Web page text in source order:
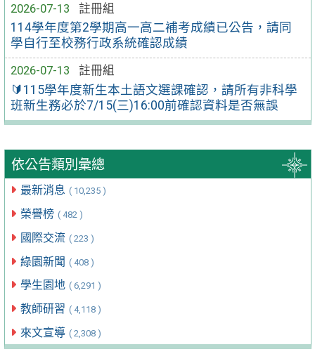
2026-07-13
註冊組
114學年度第2學期高一高二補考成績已公告，請同
學自行至校務行政系統確認成績
2026-07-13
註冊組
🔰115學年度新生本土語文選課確認，請所有非科學
班新生務必於7/15(三)16:00前確認資料是否無誤
依公告類別彙總
最新消息 ( 10,235 )
榮譽榜 ( 482 )
國際交流 ( 223 )
綠園新聞 ( 408 )
學生園地 ( 6,291 )
教師研習 ( 4,118 )
來文宣導 ( 2,308 )